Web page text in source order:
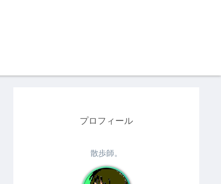
プロフィール
散歩師。